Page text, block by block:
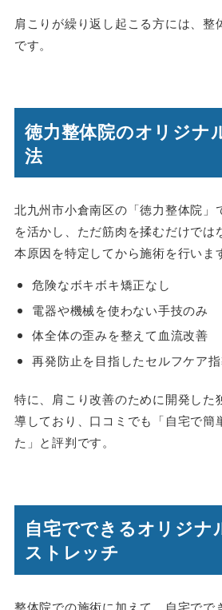
肩こりが繰り返し起こる方には、整
です。
徳力整体院のオリジナ
法
北九州市小倉南区の「徳力整体院」
を活かし、ただ筋肉を揉むだけでは
本原因を特定してから施術を行いま
危険なボキボキ矯正なし
電器や機械を使わない手技のみ
体全体の歪みを整えて血流改善
再発防止を目指したセルフケア
特に、肩こり改善のために開発した
導しており、口コミでも「自宅で簡
た」と評判です。
自宅でできるオリジナ
ストレッチ
整体院での施術に加えて、自宅でで